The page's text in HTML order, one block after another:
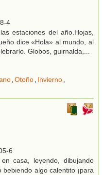
4
estaciones del año.Hojas,
dice «Hola» al mundo, al
Globos, guirnalda,...
,Otoño, Invierno,
6
casa, leyendo, dibujando
algo calentito ¡para